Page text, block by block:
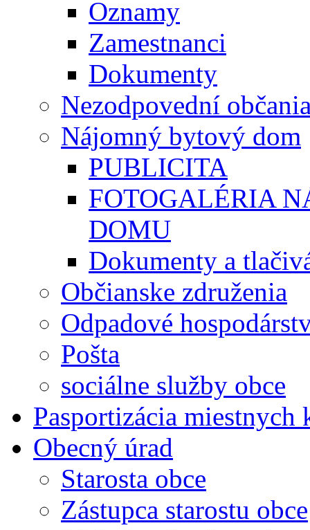
Oznamy
Zamestnanci
Dokumenty
Nezodpovední
Nájomný bytový dom
PUBLICITA
FOTOGALÉRIA
DOMU
Dokumenty a
Občianske združenia
Odpadové
Pošta
sociálne služby obce
Pasportizácia
Obecný úrad
Starosta obce
Zástupca starostu obce